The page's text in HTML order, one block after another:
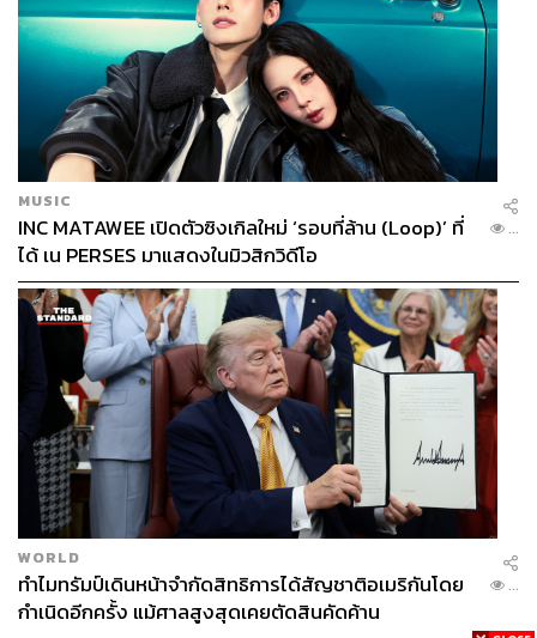
MUSIC
INC MATAWEE เปิดตัวซิงเกิลใหม่ ‘รอบที่ล้าน (Loop)’ ที่
ได้ เน PERSES มาแสดงในมิวสิกวิดีโอ
...
WORLD
ทำไมทรัมป์เดินหน้าจำกัดสิทธิการได้สัญชาติอเมริกันโดย
กำเนิดอีกครั้ง แม้ศาลสูงสุดเคยตัดสินคัดค้าน
...